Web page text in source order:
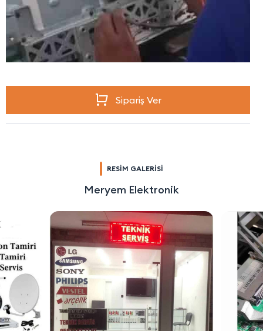
Sipariş Ver
RESİM GALERİSİ
Meryem Elektronik